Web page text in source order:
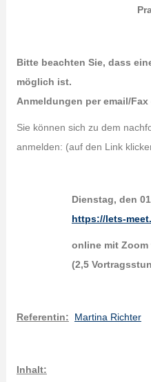
Bitte beachten Sie, dass
möglich ist.
Anmeldungen per email/
Sie können sich zu dem
anmelden: (auf den Link
Dienstag, den
https://lets-
online mit Zoom
(2,5
Referentin: Martina Richter
Inhalt: